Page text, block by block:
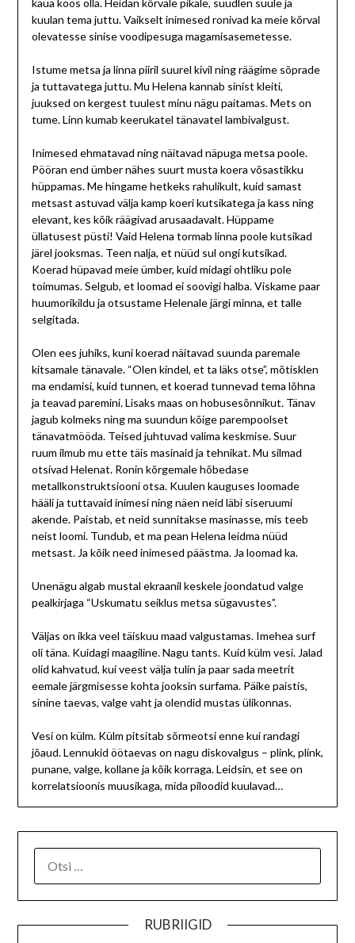
kaua koos olla. Heidan kõrvale pikale, suudlen suule ja
kuulan tema juttu. Vaikselt inimesed ronivad ka meie kõrval
olevatesse sinise voodipesuga magamisasemetesse.
Istume metsa ja linna piiril suurel kivil ning räägime sõprade
ja tuttavatega juttu. Mu Helena kannab sinist kleiti,
juuksed on kergest tuulest minu nägu paitamas. Mets on
tume. Linn kumab keerukatel tänavatel lambivalgust.
Inimesed ehmatavad ning näitavad näpuga metsa poole.
Pööran end ümber nähes suurt musta koera võsastikku
hüppamas. Me hingame hetkeks rahulikult, kuid samast
metsast astuvad välja kamp koeri kutsikatega ja kass ning
elevant, kes kõik räägivad arusaadavalt. Hüppame
üllatusest püsti! Vaid Helena tormab linna poole kutsikad
järel jooksmas. Teen nalja, et nüüd sul ongi kutsikad.
Koerad hüpavad meie ümber, kuid midagi ohtliku pole
toimumas. Selgub, et loomad ei soovigi halba. Viskame paar
huumorikildu ja otsustame Helenale järgi minna, et talle
selgitada.
Olen ees juhiks, kuni koerad näitavad suunda paremale
kitsamale tänavale. “Olen kindel, et ta läks otse”, mõtisklen
ma endamisi, kuid tunnen, et koerad tunnevad tema lõhna
ja teavad paremini. Lisaks maas on hobusesõnnikut. Tänav
jagub kolmeks ning ma suundun kõige parempoolset
tänavatmööda. Teised juhtuvad valima keskmise. Suur
ruum ilmub mu ette täis masinaid ja tehnikat. Mu silmad
otsivad Helenat. Ronin kõrgemale hõbedase
metallkonstruktsiooni otsa. Kuulen kauguses loomade
hääli ja tuttavaid inimesi ning näen neid läbi siseruumi
akende. Paistab, et neid sunnitakse masinasse, mis teeb
neist loomi. Tundub, et ma pean Helena leidma nüüd
metsast. Ja kõik need inimesed päästma. Ja loomad ka.
Unenägu algab mustal ekraanil keskele joondatud valge
pealkirjaga “Uskumatu seiklus metsa sügavustes”.
Väljas on ikka veel täiskuu maad valgustamas. Imehea surf
oli täna. Kuidagi maagiline. Nagu tants. Kuid külm vesi. Jalad
olid kahvatud, kui veest välja tulin ja paar sada meetrit
eemale järgmisesse kohta jooksin surfama. Päike paistis,
sinine taevas, valge vaht ja olendid mustas ülikonnas.
Vesi on külm. Külm pitsitab sõrmeotsi enne kui randagi
jõaud. Lennukid öötaevas on nagu diskovalgus – plink, plink,
punane, valge, kollane ja kõik korraga. Leidsin, et see on
korrelatsioonis muusikaga, mida piloodid kuulavad…
RUBRIIGID